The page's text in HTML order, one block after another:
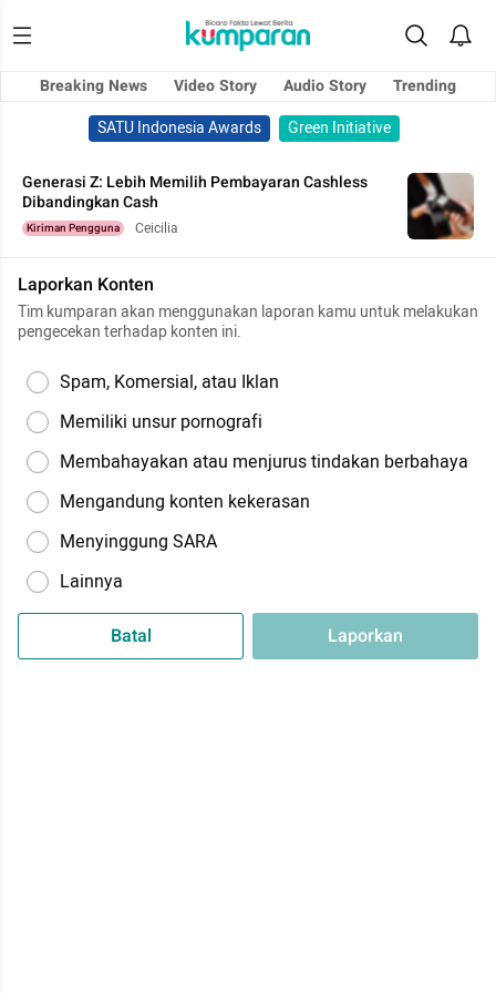
Breaking News Video Story Audio Story
Trending
SATU Indonesia Awards
Green Initiative
Generasi Z: Lebih Memilih Pembayaran Cashless
Dibandingkan Cash
Kiriman Pengguna Ceicilia
Laporkan Konten
Tim kumparan akan menggunakan laporan kamu untuk melakukan
pengecekan terhadap konten ini.
Spam, Komersial, atau Iklan
Memiliki unsur pornografi
Membahayakan atau menjurus tindakan berbahaya
Mengandung konten kekerasan
Menyinggung SARA
Lainnya
Batal Laporkan